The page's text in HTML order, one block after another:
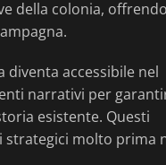
della colonia,
accessibile nel
narrativi per
esistente. Questi
molto prima